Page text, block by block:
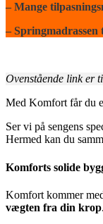
– Mange
– Springmadrassen
Ovenstående link er
Med Komfort får du
Ser vi på sengens
Hermed kan du
Komforts solide
Komfort kommer
vægten fra din krop